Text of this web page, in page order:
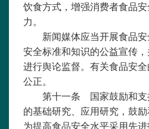
饮食方式，增强消费者食品
力。
新闻媒体应当开展食品安
安全标准和知识的公益宣传
进行舆论监督。有关食品安全
公正。
第十一条 国家鼓励和支
的基础研究、应用研究，鼓
为提高食品安全水平采用先进